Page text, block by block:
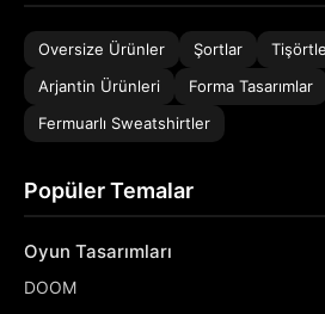
Oversize Ürünler Şortlar
Arjantin Ürünleri
Forma Tasarımlar
Fermuarlı Sweatshirtler
Popüler Temalar
Oyun Tasarımları
DOOM